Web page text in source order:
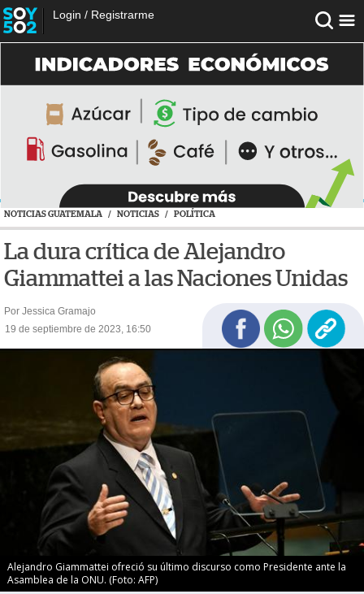
Login / Registrarme
NOTICIAS GUATEMALA / NOTICIAS / POLÍTICA
La dura crítica de Alejandro
Giammattei a las Naciones Unidas
Por Jessica Gramajo
19 de septiembre de 2023, 16:50
Alejandro Giammattei ofreció su último discurso como Presidente ante la
Asamblea de la ONU. (Foto: AFP)